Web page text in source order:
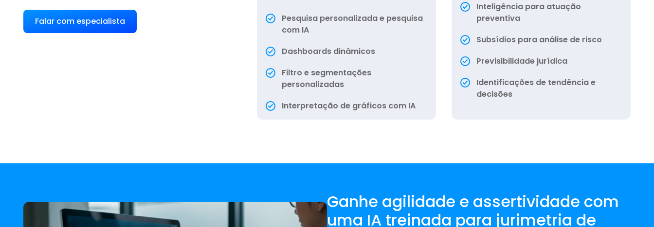
Falar com especialista
Pesquisa personalizada e pesquisa
com IA
Dashboards dinâmicos
Filtro e segmentações
personalizadas
Interpretação de gráficos com IA
Inteligência para atuação
preventiva
Subsídios para análise de risco
Previsibilidade jurídica
Identificações de tendência e
decisões
Ganhe agilidade e assertividade com
uma IA treinada para jurimetria de